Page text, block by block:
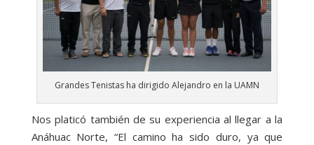
Grandes Tenistas ha dirigido Alejandro en la UAMN
Nos platicó también de su experiencia al llegar a la
Anáhuac Norte, “El camino ha sido duro, ya que